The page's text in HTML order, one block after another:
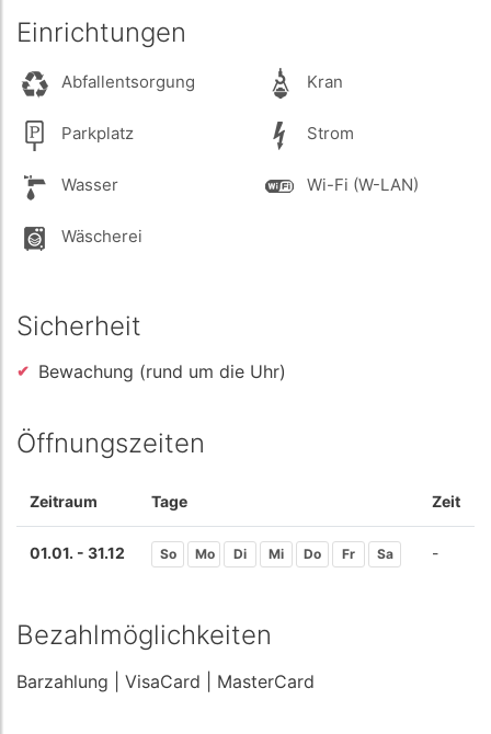
Einrichtungen
Abfallentsorgung Kran
Parkplatz Strom
Wasser Wi-Fi (W-LAN)
Wäscherei
Sicherheit
Bewachung (rund um die Uhr)
Öffnungszeiten
Zeitraum Tage Zeit
01.01. - 31.12 So Mo Di Mi Do Fr Sa -
Bezahlmöglichkeiten
Barzahlung | VisaCard | MasterCard